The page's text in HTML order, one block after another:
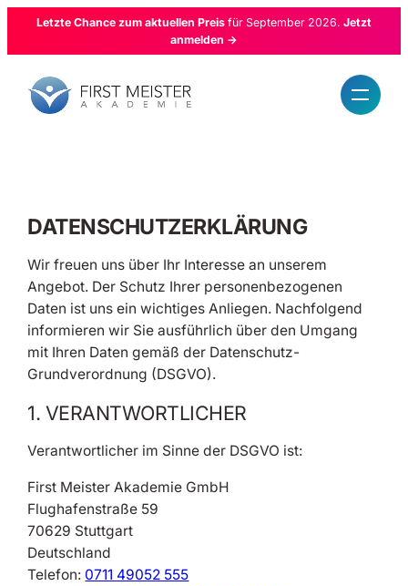
springen
Letzte Chance zum aktuellen Preis für September 2026. Jetzt
anmelden →
DATENSCHUTZ­ERKLÄRUNG
Wir freuen uns über Ihr Interesse an unserem
Angebot. Der Schutz Ihrer personenbezogenen
Daten ist uns ein wichtiges Anliegen. Nachfolgend
informieren wir Sie ausführlich über den Umgang
mit Ihren Daten gemäß der Datenschutz-
Grundverordnung (DSGVO).
1. VERANTWORTLICHER
Verantwortlicher im Sinne der DSGVO ist:
First Meister Akademie GmbH
Flughafenstraße 59
70629 Stuttgart
Deutschland
Telefon: 0711 49052 555